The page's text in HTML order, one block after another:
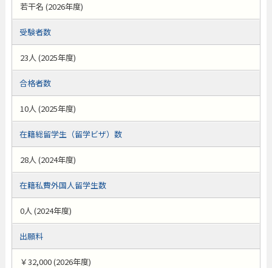
若干名 (2026年度)
受験者数
23人 (2025年度)
合格者数
10人 (2025年度)
在籍総留学生（留学ビザ）数
28人 (2024年度)
在籍私費外国人留学生数
0人 (2024年度)
出願料
￥32,000 (2026年度)